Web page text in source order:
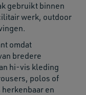
gebruikt binnen
werk, outdoor
omdat
bredere
hi-vis kleding
polos of
en